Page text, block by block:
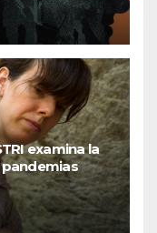
examina la